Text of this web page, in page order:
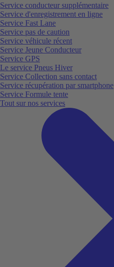
Service conducteur supplémentaire
Service d'enregistrement en ligne
Service Fast Lane
Service pas de caution
Service véhicule récent
Service Jeune Conducteur
Service GPS
Le service Pneus Hiver
Service Collection sans contact
Service récupération par smartphone
Service Formule tente
Tout sur nos services